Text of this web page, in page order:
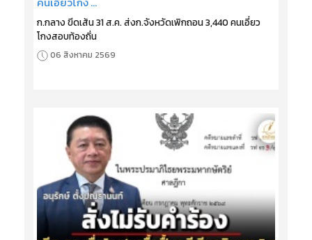
ก.กลาง ขีดเส้น 31 ส.ค. ส่งก.จังหวัดเพิกถอน 3,440 คนเอี่ยว
โกงสอบท้องถิ่น
06 สิงหาคม 2569